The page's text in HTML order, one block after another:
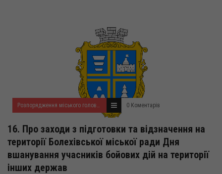
Розпорядження міського голови за 2020 рік 0 Коментарів
16. Про заходи з підготовки та відзначення на
території Болехівської міської ради Дня
вшанування учасників бойових дій на території
інших держав